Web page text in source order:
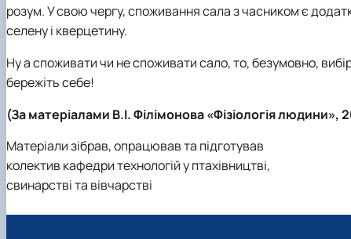
розум. У свою чергу, споживання сала з часником є
селену і кверцетину.
Ну а споживати чи не споживати сало, то, безумовно,
бережіть себе!
(За матеріалами В.І. Філімонова «Фізіологія
Матеріали зібрав, опрацював та підготував
колектив кафедри технологій у птахівництві,
свинарстві та вівчарстві